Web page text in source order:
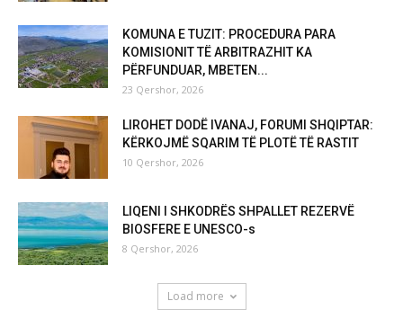
KOMUNA E TUZIT: PROCEDURA PARA
KOMISIONIT TË ARBITRAZHIT KA
PËRFUNDUAR, MBETEN...
23 Qershor, 2026
LIROHET DODË IVANAJ, FORUMI SHQIPTAR:
KËRKOJMË SQARIM TË PLOTË TË RASTIT
10 Qershor, 2026
LIQENI I SHKODRËS SHPALLET REZERVË
BIOSFERE E UNESCO-s
8 Qershor, 2026
Load more